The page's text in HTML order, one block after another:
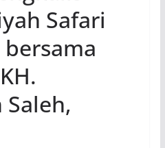
Safari